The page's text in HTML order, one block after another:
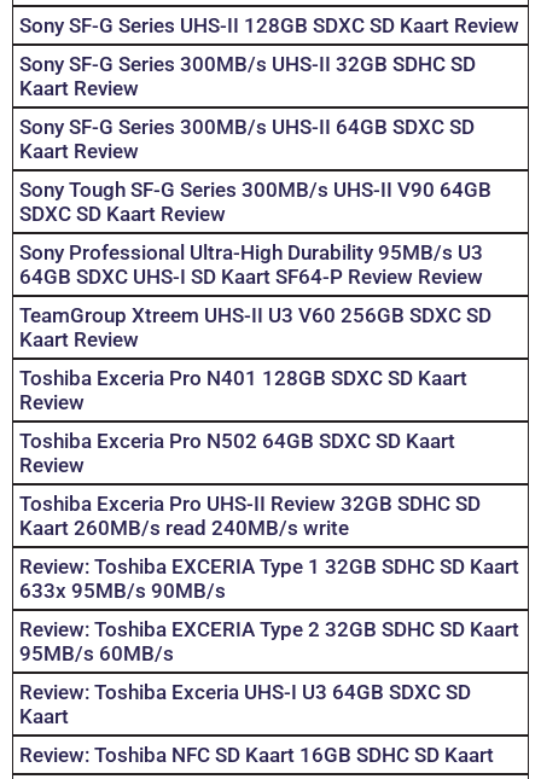
Sony SF-G Series UHS-II 128GB SDXC SD Kaart Review
Sony SF-G Series 300MB/s UHS-II 32GB SDHC SD
Kaart Review
Sony SF-G Series 300MB/s UHS-II 64GB SDXC SD
Kaart Review
Sony Tough SF-G Series 300MB/s UHS-II V90 64GB
SDXC SD Kaart Review
Sony Professional Ultra-High Durability 95MB/s U3
64GB SDXC UHS-I SD Kaart SF64-P Review Review
TeamGroup Xtreem UHS-II U3 V60 256GB SDXC SD
Kaart Review
Toshiba Exceria Pro N401 128GB SDXC SD Kaart
Review
Toshiba Exceria Pro N502 64GB SDXC SD Kaart
Review
Toshiba Exceria Pro UHS-II Review 32GB SDHC SD
Kaart 260MB/s read 240MB/s write
Review: Toshiba EXCERIA Type 1 32GB SDHC SD Kaart
633x 95MB/s 90MB/s
Review: Toshiba EXCERIA Type 2 32GB SDHC SD Kaart
95MB/s 60MB/s
Review: Toshiba Exceria UHS-I U3 64GB SDXC SD
Kaart
Review: Toshiba NFC SD Kaart 16GB SDHC SD Kaart